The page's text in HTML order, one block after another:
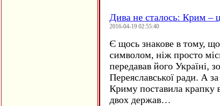
Дива не сталось: Крим –
2016-04-19 02:55:40
Є щось знакове в тому, що
символом, ніж просто
передавав його Україні,
Переяславської ради. А
Криму поставила крапку
двох держав…